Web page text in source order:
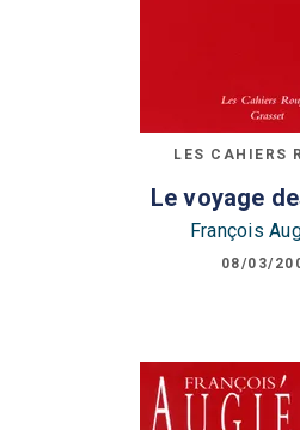
LES CAHIERS
Le voyage
François
08/03/